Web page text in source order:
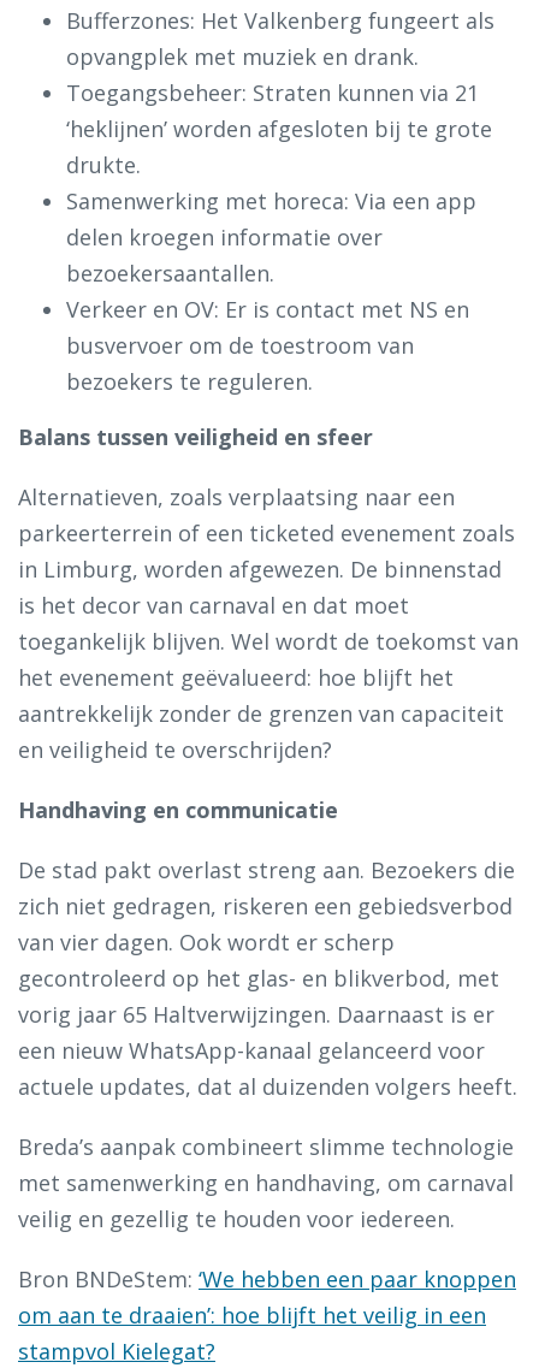
Bufferzones: Het Valkenberg fungeert als
opvangplek met muziek en drank.
Toegangsbeheer: Straten kunnen via 21
‘heklijnen’ worden afgesloten bij te grote
drukte.
Samenwerking met horeca: Via een app
delen kroegen informatie over
bezoekersaantallen.
Verkeer en OV: Er is contact met NS en
busvervoer om de toestroom van
bezoekers te reguleren.
Balans tussen veiligheid en sfeer
Alternatieven, zoals verplaatsing naar een
parkeerterrein of een ticketed evenement zoals
in Limburg, worden afgewezen. De binnenstad
is het decor van carnaval en dat moet
toegankelijk blijven. Wel wordt de toekomst van
het evenement geëvalueerd: hoe blijft het
aantrekkelijk zonder de grenzen van capaciteit
en veiligheid te overschrijden?
Handhaving en communicatie
De stad pakt overlast streng aan. Bezoekers die
zich niet gedragen, riskeren een gebiedsverbod
van vier dagen. Ook wordt er scherp
gecontroleerd op het glas- en blikverbod, met
vorig jaar 65 Haltverwijzingen. Daarnaast is er
een nieuw WhatsApp-kanaal gelanceerd voor
actuele updates, dat al duizenden volgers heeft.
Breda’s aanpak combineert slimme technologie
met samenwerking en handhaving, om carnaval
veilig en gezellig te houden voor iedereen.
Bron BNDeStem: ‘We hebben een paar knoppen
om aan te draaien’: hoe blijft het veilig in een
stampvol Kielegat?